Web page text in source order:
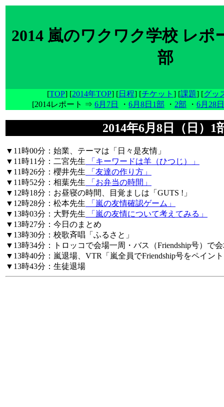
2014 嵐のワクワク学校 レポ
部
[TOP] [2014年TOP] [日程] [チケット ] [課題] [グッ
[2014レポート ⇒ 6月7日 ・ 6月8日1部 ・ 2部 ・ 6月28日
2014年6月8日（日）1
▼11時00分：始業、テーマは「日々是友情」
▼11時11分：二宮先生 「キーワードは羊（ひつじ）」
▼11時26分：櫻井先生 「友達の作り方」
▼11時52分：相葉先生 「お弁当の時間」
▼12時18分：お昼寝の時間、目覚ましは「GUTS !」
▼12時28分：松本先生 「嵐の友情確認ゲーム」
▼13時03分：大野先生 「嵐の友情について考えてみる」
▼13時27分：今日のまとめ
▼13時30分：校歌斉唱「ふるさと」
▼13時34分：トロッコで会場一周・バス（Friendship号）で
▼13時40分：嵐退場、VTR「嵐全員でFriendship号をペイン
▼13時43分：生徒退場